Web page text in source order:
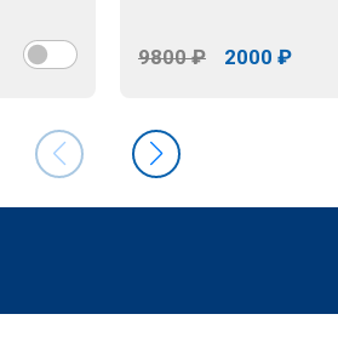
9800 ₽ 2000 ₽